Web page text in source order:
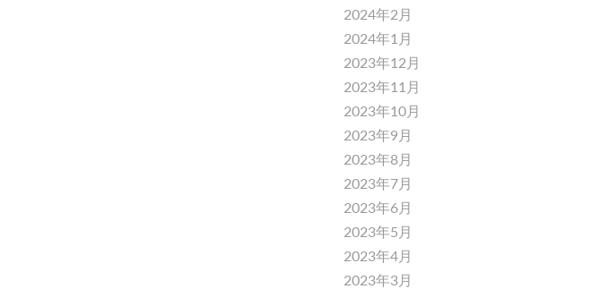
2024年2月
2024年1月
2023年12月
2023年11月
2023年10月
2023年9月
2023年8月
2023年7月
2023年6月
2023年5月
2023年4月
2023年3月